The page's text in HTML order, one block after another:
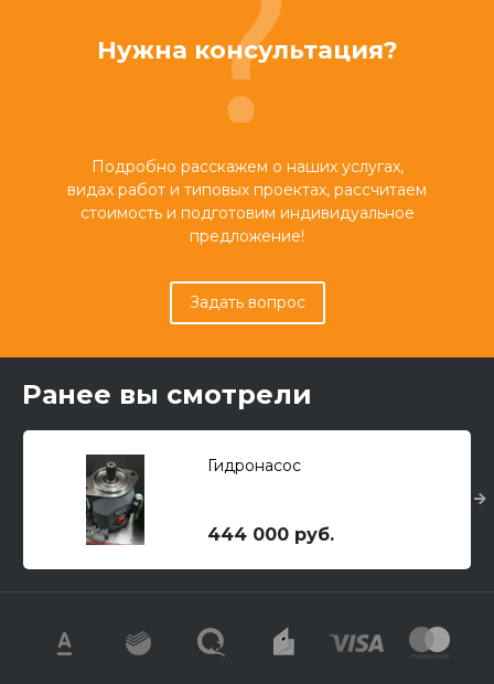
Нужна консультация?
Подробно расскажем о наших услугах,
видах работ и типовых проектах, рассчитаем
стоимость и подготовим индивидуальное
предложение!
Задать вопрос
Ранее вы смотрели
Гидронасос
444 000 руб.